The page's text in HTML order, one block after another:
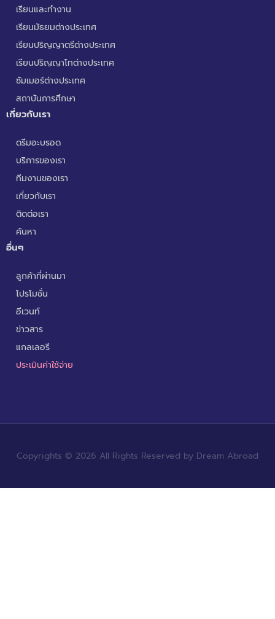
เรียนและทำงาน
เรียนมัธยมต่างประเทศ
เรียนปริญญาตรีต่างประเทศ
เรียนปริญญาโทต่างประเทศ
ซัมเมอร์ต่างประเทศ
สถาบันการศึกษา
เกี่ยวกับเรา
ดรีมอะบรอด
บริการของเรา
ทีมงานของเรา
เกี่ยวกับเรา
ติดต่อเรา
ค้นหา
อื่นๆ
ลูกค้าที่ผ่านมา
โปรโมชั่น
อีเวนท์
ข่าวสาร
แกลเลอรี
ประเมินค่าใช้จ่าย
Copyrights © 2026 All Rights Reserved by Dream Abroad